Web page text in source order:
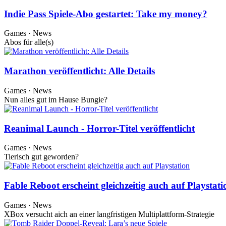
Indie Pass Spiele-Abo gestartet: Take my money?
Games · News
Abos für alle(s)
Marathon veröffentlicht: Alle Details
Games · News
Nun alles gut im Hause Bungie?
Reanimal Launch - Horror-Titel veröffentlicht
Games · News
Tierisch gut geworden?
Fable Reboot erscheint gleichzeitig auch auf
Games · News
XBox versucht aich an einer langfristigen Multiplattform-Strategie